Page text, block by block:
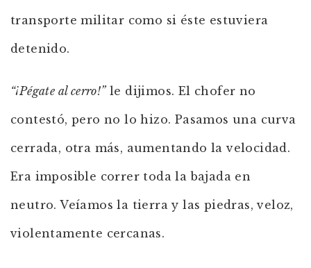
transporte militar como si éste estuviera
detenido.
“¡Pégate al cerro!”le dijimos. El chofer no
contestó, pero no lo hizo. Pasamos una curva
cerrada, otra más, aumentando la velocidad.
Era imposible correr toda la bajada en
neutro. Veíamos la tierra y las piedras, veloz,
violentamente cercanas.